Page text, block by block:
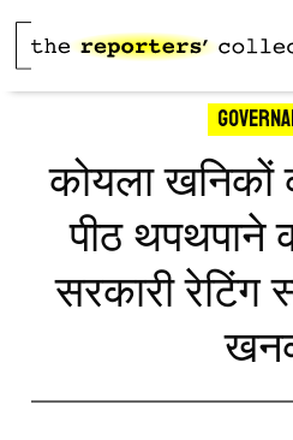
कोयला
पीठ थपथपाने
सरकारी रेटिंग